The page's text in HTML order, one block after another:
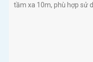
tầm xa 10m, phù hợp sử